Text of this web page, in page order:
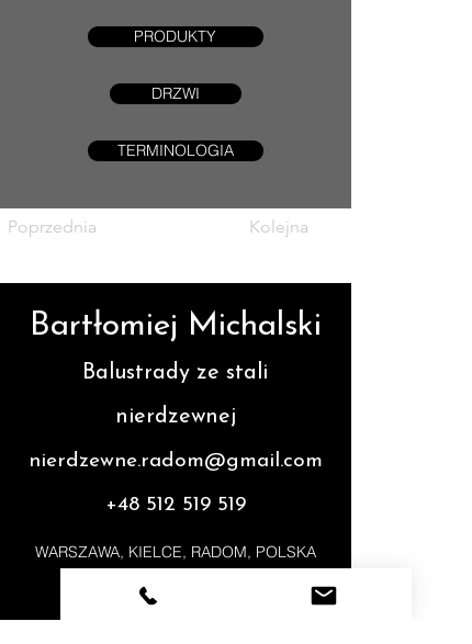
PRODUKTY
DRZWI
TERMINOLOGIA
Poprzednia Kolejna
Bartłomiej Michalski
Balustrady ze stali
nierdzewnej
nierdzewne.radom@gmail.com
+48 512 519 519
WARSZAWA, KIELCE, RADOM, POLSKA
TERMINOLOG